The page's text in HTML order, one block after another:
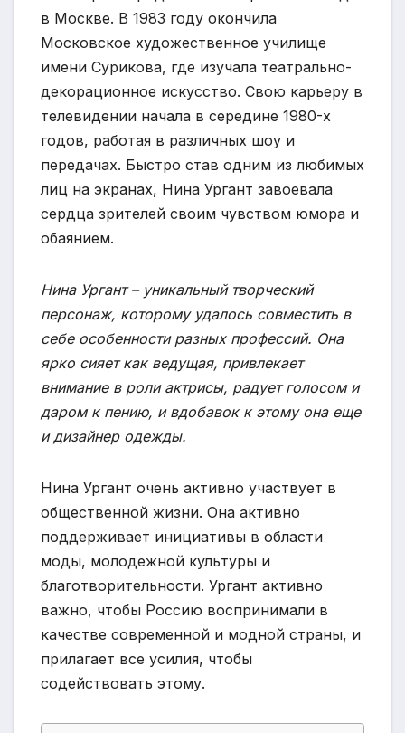
в Москве. В 1983 году окончила
Московское художественное училище
имени Сурикова, где изучала театрально-
декорационное искусство. Свою карьеру в
телевидении начала в середине 1980-х
годов, работая в различных шоу и
передачах. Быстро став одним из любимых
лиц на экранах, Нина Ургант завоевала
сердца зрителей своим чувством юмора и
обаянием.
Нина Ургант – уникальный творческий
персонаж, которому удалось совместить в
себе особенности разных профессий. Она
ярко сияет как ведущая, привлекает
внимание в роли актрисы, радует голосом и
даром к пению, и вдобавок к этому она еще
и дизайнер одежды.
Нина Ургант очень активно участвует в
общественной жизни. Она активно
поддерживает инициативы в области
моды, молодежной культуры и
благотворительности. Ургант активно
важно, чтобы Россию воспринимали в
качестве современной и модной страны, и
прилагает все усилия, чтобы
содействовать этому.